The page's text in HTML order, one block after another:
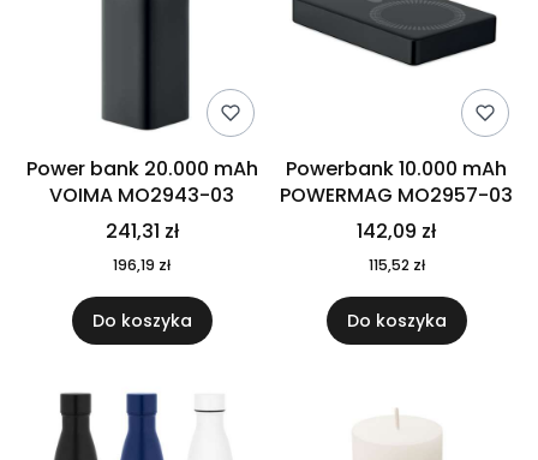
Power bank 20.000 mAh
VOIMA MO2943-03
241,31 zł
196,19 zł
Do koszyka
Powerbank 10.000 mAh
POWERMAG MO2957-03
142,09 zł
115,52 zł
Do koszyka